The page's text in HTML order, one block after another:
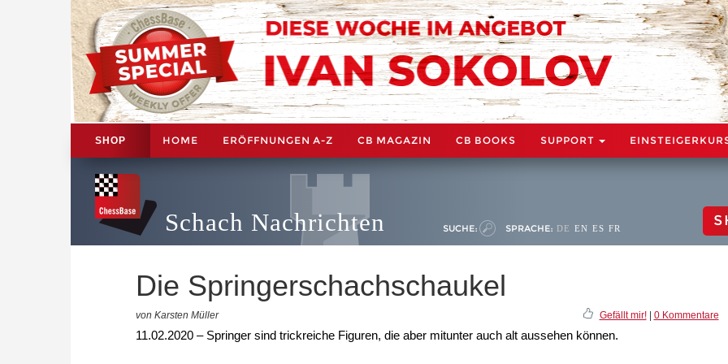
SHOP HOME ERÖFFNUNGEN A-Z CB MAGAZIN CB BOOKS SUPPORT
Schach Nachrichten SUCHE: SPRACHE: DE EN ES FR
Die Springerschachschaukel
von Karsten Müller Gefällt mir!| 0 Kommentare
11.02.2020 – Springer sind trickreiche Figuren, die aber mitunter auch alt aussehen können.